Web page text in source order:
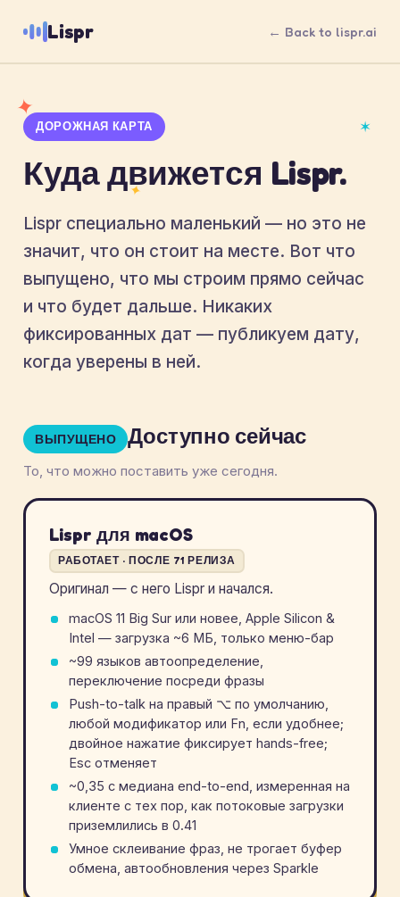
Lispr ← Back to lispr.ai
✦
✶
✦
ДОРОЖНАЯ КАРТА
Куда движется Lispr.
Lispr специально маленький — но это не
значит, что он стоит на месте. Вот что
выпущено, что мы строим прямо сейчас
и что будет дальше. Никаких
фиксированных дат — публикуем дату,
когда уверены в ней.
ВЫПУЩЕНО Доступно сейчас
То, что можно поставить уже сегодня.
Lispr для macOS
РАБОТАЕТ · ПОСЛЕ 71 РЕЛИЗА
Оригинал — с него Lispr и начался.
macOS 11 Big Sur или новее, Apple Silicon &
Intel — загрузка ~6 МБ, только меню-бар
~99 языков автоопределение,
переключение посреди фразы
Push-to-talk на правый ⌥ по умолчанию,
любой модификатор или Fn, если удобнее;
двойное нажатие фиксирует hands-free;
Esc отменяет
~0,35 с медиана end-to-end, измеренная на
клиенте с тех пор, как потоковые загрузки
приземлились в 0.41
Умное склеивание фраз, не трогает буфер
обмена, автообновления через Sparkle